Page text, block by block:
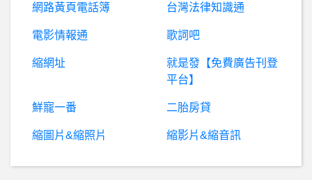
摩羯座(12/22-1/20)- 什麼狀況下會想躲？
Biconomy是詐騙嗎？假平台.真詐騙！
網路黃頁電話簿 台灣法律知識通
電影情報通 歌詞吧
縮網址
就是發【免費廣告刊登
平台】
鮮寵一番 二胎房貸
縮圖片&縮照片 縮影片&縮音訊